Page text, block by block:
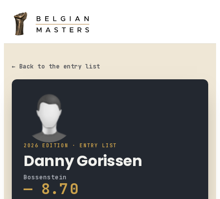
HOME
LEADERBOARD
CHAMPIONSHIP
← Back to the entry list
2026 EDITION · ENTRY LIST
Danny Gorissen
Bossenstein
— 8.70